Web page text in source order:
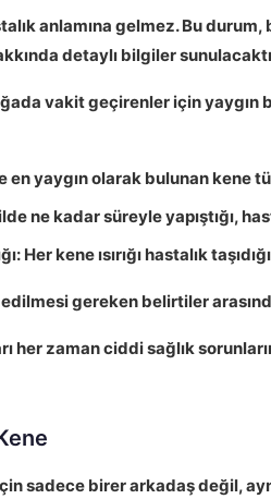
anlamına gelmez.Bu durum,
detaylı bilgiler
vakit geçirenler için yaygın
en yaygın olarak bulunan kene
ne kadar süreyle yapıştığı,
Her kene ısırığı hastalık
edilmesi gereken belirtiler
her zaman ciddi sağlık
sadece birer arkadaş değil,